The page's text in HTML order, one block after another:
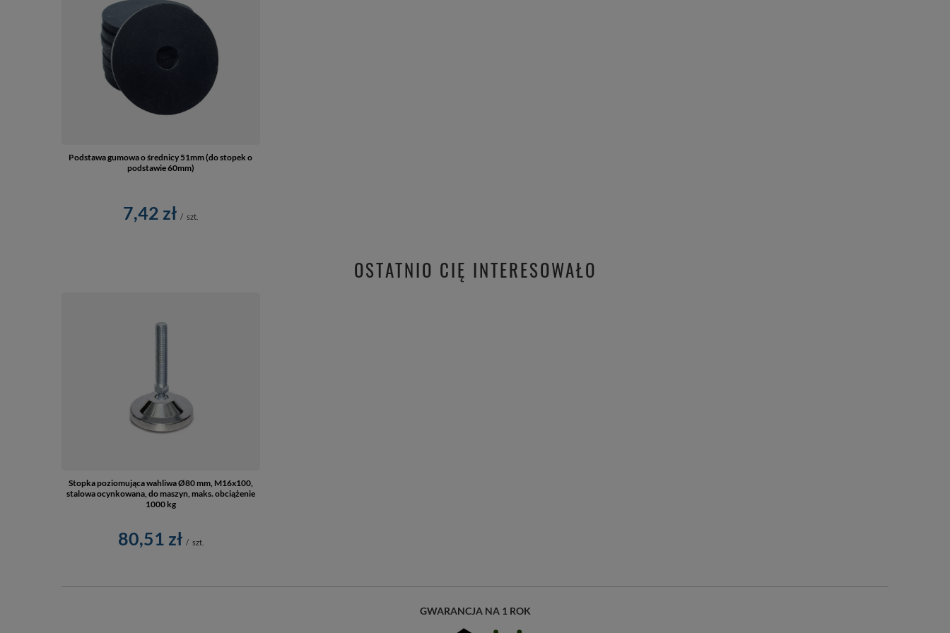
Podstawa gumowa o średnicy 51mm (do stopek o
podstawie 60mm)
7,42 zł / szt.
OSTATNIO CIĘ INTERESOWAŁO
Stopka poziomująca wahliwa Ø80 mm, M16x100,
stalowa ocynkowana, do maszyn, maks. obciążenie
1000 kg
80,51 zł / szt.
GWARANCJA NA 1 ROK